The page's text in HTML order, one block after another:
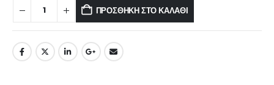
ΠΡΟΣΘΉΚΗ ΣΤΟ ΚΑΛΆΘΙ